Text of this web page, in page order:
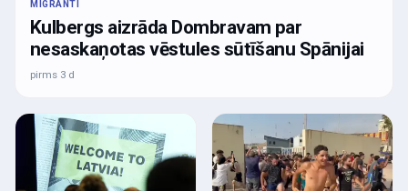
MIGRANTI
Kulbergs aizrāda Dombravam par
nesaskaņotas vēstules sūtīšanu Spānijai
pirms 3 d